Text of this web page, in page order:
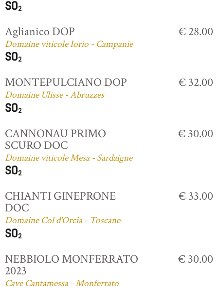
Aglianico DOP
Domaine viticole Iorio - Campanie
€ 28.00
MONTEPULCIANO DOP
Domaine Ulisse - Abruzzes
€ 32.00
CANNONAU PRIMO
SCURO DOC
Domaine viticole Mesa - Sardaigne
€ 30.00
CHIANTI GINEPRONE
DOC
Domaine Col d'Orcia - Toscane
€ 33.00
NEBBIOLO MONFERRATO
2023
Cave Cantamessa - Monferrato
€ 30.00